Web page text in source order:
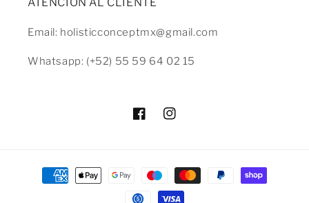
Email: holisticconceptmx@gmail.com
Whatsapp: (+52) 55 59 64 02 15
FacebookInstagram
Formas